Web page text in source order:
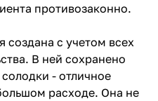
противозаконно.
создана с учетом всех
В ней сохранено
- отличное
расходе. Она не